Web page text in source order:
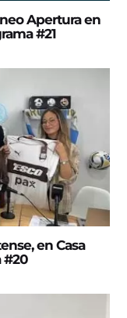
Apertura en
#21
en Casa
#20